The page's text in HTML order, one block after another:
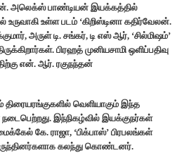
அலெக்ஸ் பாண்டியன் இயக்கத்தில்
உருவாகி உள்ள படம் ‘கிறிஸ்டினா கதிர்வேலன்.
அருள் டி. சங்கர், டி எஸ் ஆர், ‘சில்மிஷம்’
பிரஹத் முனியசாமி ஒளிப்பதிவு
என். ஆர். ரகுநந்தன்
திரையரங்குகளில் வெளியாகும் இந்த
இந்நிகழ்வில் இயக்குநர்கள்
கே. ராஜா, ‘பிக்பாஸ்’ பிரபலங்கள்
கலந்து கொண்டனர்.